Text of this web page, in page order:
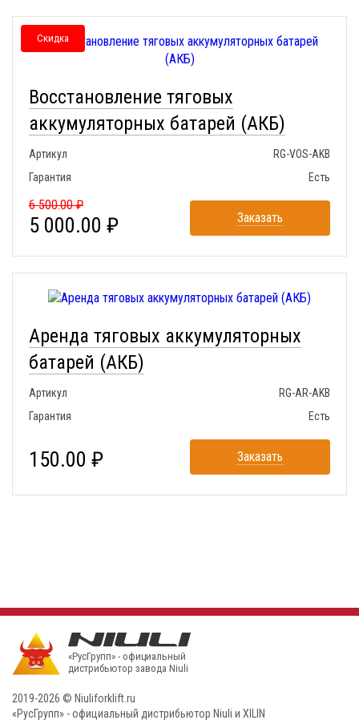
Скидка
Восстановление тяговых
аккумуляторных батарей (АКБ)
Артикул
RG-VOS-AKB
Гарантия
Есть
6 500.00 ₽
5 000.00 ₽ Заказать
Аренда тяговых аккумуляторных
батарей (АКБ)
Артикул
RG-AR-AKB
Гарантия
Есть
150.00 ₽ Заказать
«РусГрупп» - официальный
диcтрибьютор завода Niuli
2019-2026 © Niuliforklift.ru
«РусГрупп» - официальный диcтрибьютор Niuli и XILIN